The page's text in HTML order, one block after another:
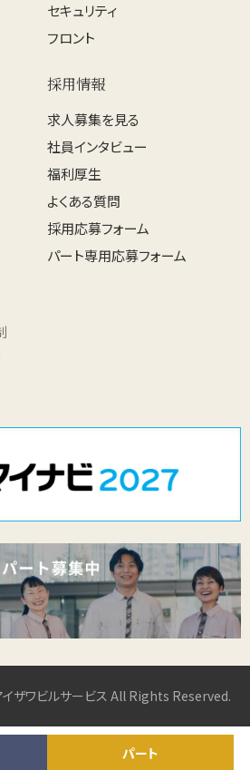
セキュリティ
フロント
採用情報
求人募集を見る
社員インタビュー
福利厚生
よくある質問
採用応募フォーム
パート専用応募フォーム
ザワビルサービス All Rights Reserved.
パート